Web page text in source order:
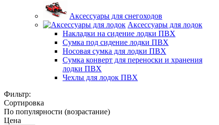
Аксессуары для снегоходов
Аксессуары для лодок
Накладки на сидение лодки ПВХ
Сумка под сидение лодки ПВХ
Носовая сумка для лодки ПВХ
Сумка конверт для переноски и хранения
лодки ПВХ
Чехлы для лодок ПВХ
Фильтр:
Сортировка
По популярности (возрастание)
Цена